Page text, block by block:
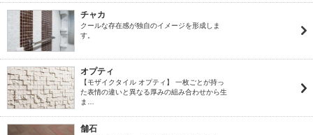
チャカ
クールな存在感が独自のイメージを形成しま
す。
オプティ
【モザイクタイル オプティ】 一枚ごとが持っ
た表情の違いと異なる厚みの組み合わせから生
ま…
舗石